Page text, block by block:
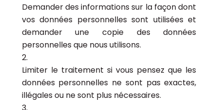
Demander des informations sur la façon dont
vos données personnelles sont utilisées et
demander une copie des données
personnelles que nous utilisons.
Limiter le traitement si vous pensez que les
données personnelles ne sont pas exactes,
illégales ou ne sont plus nécessaires.